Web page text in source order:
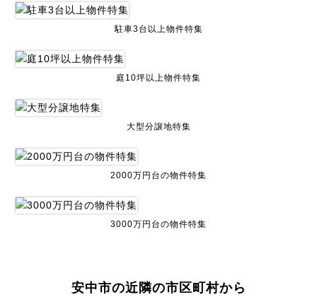
駐車3台以上物件特集
庭10坪以上物件特集
大型分譲地特集
2000万円台の物件特集
3000万円台の物件特集
安中市の近隣の市区町村から